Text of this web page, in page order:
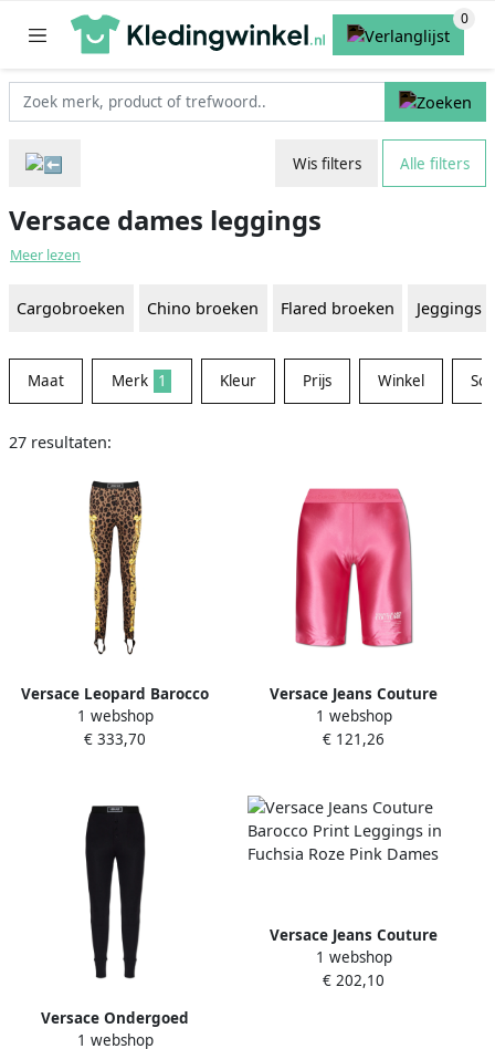
Wis filters Alle filters
Versace dames leggings
Meer lezen
Cargobroeken Chino broeken Flared broeken Jeggings
Maat Merk 1 Kleur Prijs Winkel
27 resultaten:
Versace Leopard Barocco
Legging Herfst-Winter
Collectie 2024 Brown Dames
1 webshop
€ 333,70
Versace Jeans Couture
Korte leggings Pink Dames
1 webshop
€ 121,26
Versace Ondergoed
leggings Black Dames
1 webshop
Versace Jeans Couture
Barocco Print Leggings in
Fuchsia Roze Pink Dames
1 webshop
€ 202,10